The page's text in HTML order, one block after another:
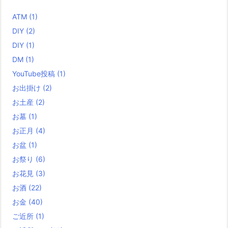
ATM (1)
DIY (2)
DIY (1)
DM (1)
YouTube投稿 (1)
お出掛け (2)
お土産 (2)
お墓 (1)
お正月 (4)
お盆 (1)
お祭り (6)
お花見 (3)
お酒 (22)
お金 (40)
ご近所 (1)